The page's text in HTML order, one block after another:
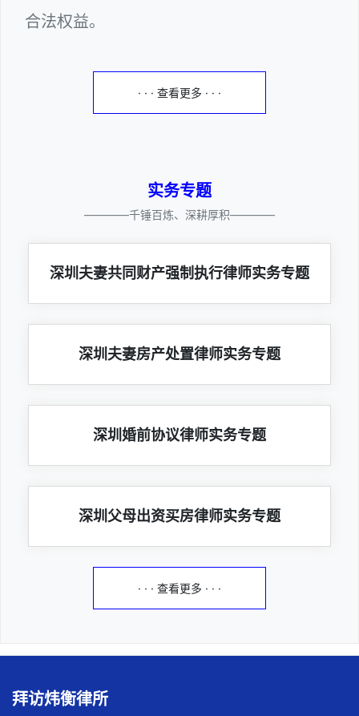
合法权益。
· · · 查看更多 · · ·
实务专题
————千锤百炼、深耕厚积————
深圳夫妻共同财产强制执行律师实务专题
深圳夫妻房产处置律师实务专题
深圳婚前协议律师实务专题
深圳父母出资买房律师实务专题
· · · 查看更多 · · ·
拜访炜衡律所